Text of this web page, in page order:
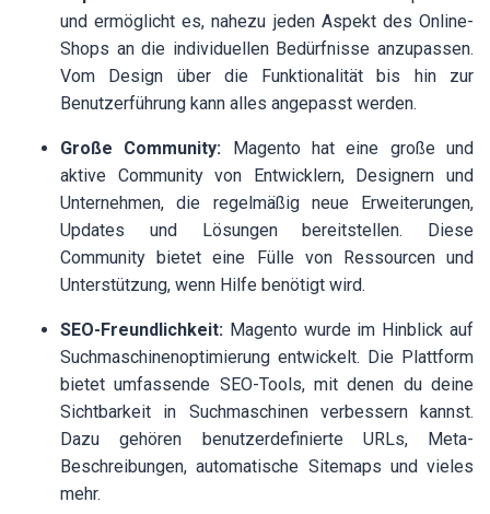
und ermöglicht es, nahezu jeden Aspekt des Online-
Shops an die individuellen Bedürfnisse anzupassen.
Vom Design über die Funktionalität bis hin zur
Benutzerführung kann alles angepasst werden.
Große Community: Magento hat eine große und
aktive Community von Entwicklern, Designern und
Unternehmen, die regelmäßig neue Erweiterungen,
Updates und Lösungen bereitstellen. Diese
Community bietet eine Fülle von Ressourcen und
Unterstützung, wenn Hilfe benötigt wird.
SEO-Freundlichkeit: Magento wurde im Hinblick auf
Suchmaschinenoptimierung entwickelt. Die Plattform
bietet umfassende SEO-Tools, mit denen du deine
Sichtbarkeit in Suchmaschinen verbessern kannst.
Dazu gehören benutzerdefinierte URLs, Meta-
Beschreibungen, automatische Sitemaps und vieles
mehr.